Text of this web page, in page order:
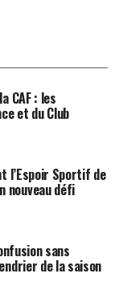
CAF : les
et du Club
l’Espoir Sportif de
nouveau défi
sans
de la saison